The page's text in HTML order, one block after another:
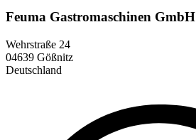
Feuma Gastromaschinen GmbH
Wehrstraße 24
04639 Gößnitz
Deutschland